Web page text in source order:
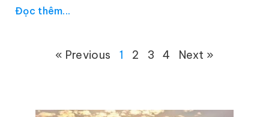
Đọc thêm...
« Previous 1 2 3 4 Next »